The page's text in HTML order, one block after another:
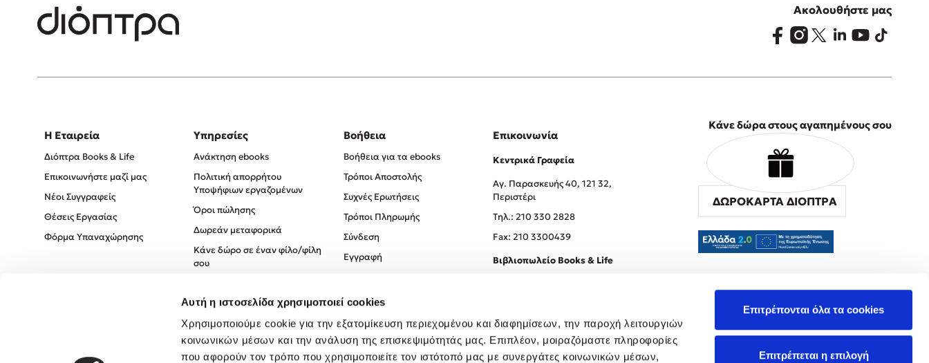
Αυτή η ιστοσελίδα χρησιμοποιεί cookies
Χρησιμοποιούμε cookie για την εξατομίκευση περιεχομένου και διαφημίσεων, την παροχή λειτουργιών
κοινωνικών μέσων και την ανάλυση της επισκεψιμότητάς μας. Επιπλέον, μοιραζόμαστε πληροφορίες
που αφορούν τον τρόπο που χρησιμοποιείτε τον ιστότοπό μας με συνεργάτες κοινωνικών μέσων,
Επιτρέπονται όλα τα cookies
Επιτρέπεται η επιλογή
Ακολουθήστε μας
Η Εταιρεία
Διόπτρα Books & Life
Επικοινωνήστε μαζί μας
Νέοι Συγγραφείς
Θέσεις Εργασίας
Φόρμα Υπαναχώρησης
Υπηρεσίες
Ανάκτηση ebooks
Πολιτική απορρήτου
Υποψήφιων εργαζομένων
Όροι πώλησης
Δωρεάν μεταφορικά
Κάνε δώρο σε έναν φίλο/φίλη
σου
Πολιτική Απορρήτου
Όροι χρήσης
Βοήθεια
Βοήθεια για τα ebooks
Τρόποι Αποστολής
Συχνές Ερωτήσεις
Τρόποι Πληρωμής
Σύνδεση
Εγγραφή
Επικοινωνία
Κεντρικά Γραφεία
Αγ. Παρασκευής 40, 121 32,
Περιστέρι
Tηλ.: 210 330 2828
Fax: 210 3300439
Βιβλιοπωλείο Books & Life
Κάνε δώρα στους αγαπημένους σου
ΔΩΡΟΚΑΡΤΑ ΔΙΟΠΤΡΑ